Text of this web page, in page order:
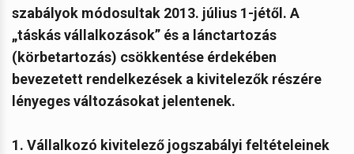
szabályok módosultak 2013. július 1-jétől. A
„táskás vállalkozások” és a lánctartozás
(körbetartozás) csökkentése érdekében
bevezetett rendelkezések a kivitelezők részére
lényeges változásokat jelentenek.
1. Vállalkozó kivitelező jogszabályi feltételeinek